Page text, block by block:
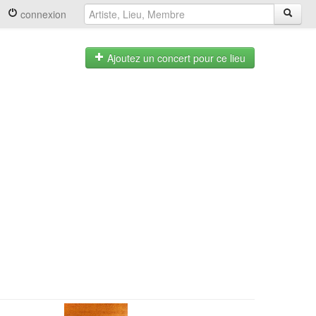
connexion
Ajoutez un concert pour ce lieu